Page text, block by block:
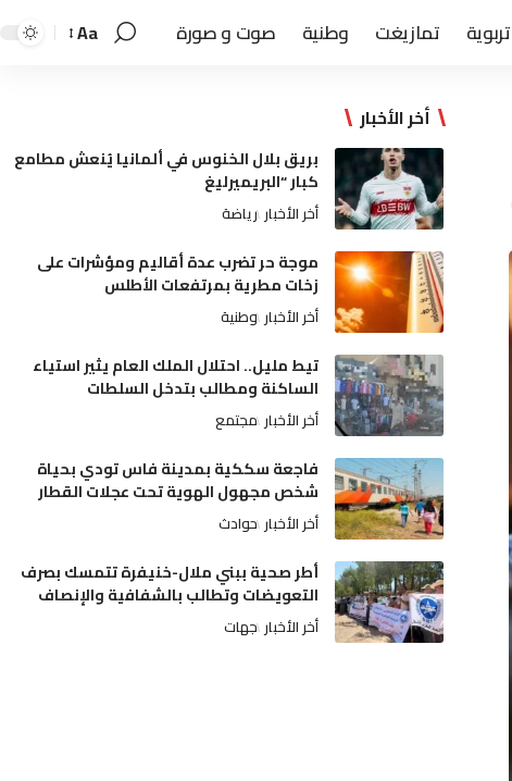
تربوية تمازيغت وطنية صوت و صورة Aa
أخر الأخبار
بريق بلال الخنوس في ألمانيا يُنعش مطامع
كبار “البريميرليغ
أخر الأخبار رياضة
موجة حر تضرب عدة أقاليم ومؤشرات على
زخات مطرية بمرتفعات الأطلس
أخر الأخبار وطنية
تيط مليل.. احتلال الملك العام يثير استياء
الساكنة ومطالب بتدخل السلطات
أخر الأخبار مجتمع
فاجعة سككية بمدينة فاس تودي بحياة
شخص مجهول الهوية تحت عجلات القطار
أخر الأخبار حوادث
أطر صحية ببني ملال-خنيفرة تتمسك بصرف
التعويضات وتطالب بالشفافية والإنصاف
أخر الأخبار جهات